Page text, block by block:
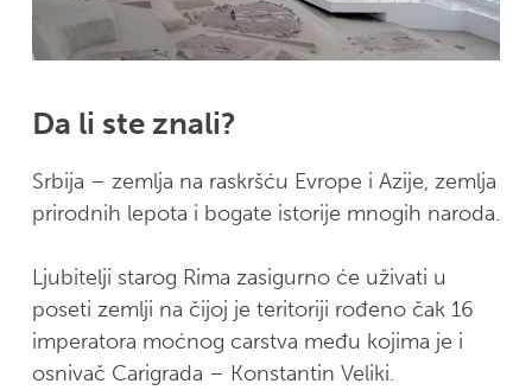
Da li ste znali?
Srbija – zemlja na raskršću Evrope i Azije, zemlja
prirodnih lepota i bogate istorije mnogih naroda.
Ljubitelji starog Rima zasigurno će uživati u
poseti zemlji na čijoj je teritoriji rođeno čak 16
imperatora moćnog carstva među kojima je i
osnivač Carigrada – Konstantin Veliki.